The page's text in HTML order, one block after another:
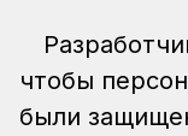
чтобы
были